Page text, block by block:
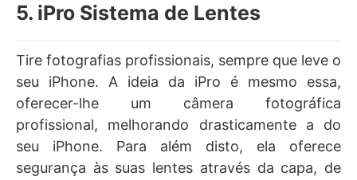
5. iPro Sistema de Lentes
Tire fotografias profissionais, sempre que leve o
seu iPhone. A ideia da iPro é mesmo essa,
oferecer-lhe um câmera fotográfica
profissional, melhorando drasticamente a do
seu iPhone. Para além disto, ela oferece
segurança às suas lentes através da capa, de